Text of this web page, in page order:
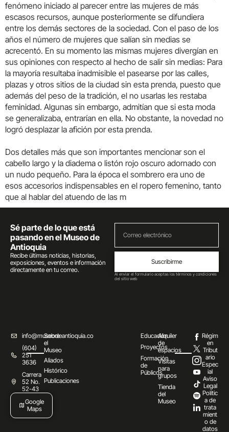
fenómeno iniciado al parecer entre las mujeres de más
escasos recursos, aunque posteriormente se difundiera
entre los demás sectores de la sociedad. Con el paso de los
años el número de mujeres que salían sin medias se
acrecentó. En su momento las mismas mujeres divergían en
sus opiniones con respecto al hecho de salir sin medias: Para
la mayoría resultaba inadmisible el pasearse por las calles,
plazas y otros sitios de la ciudad sin esta prenda, puesto que
además del peso de la tradición, el no usarlas les restaba
feminidad. Algunas sin embargo, admitían que si esta moda
se generalizaba, entrarían en ella. No obstante, la novedad no
logró desplazar la afición por esta prenda.
Dos detalles más que son importantes mencionar son el
cabello largo y la diadema o listón rojo oscuro adornado con
un nudo pequeño. Para la época el sombrero era uno de
esos accesorios indispensables en el ropero femenino, tanto
que al hablar del atuendo de las m
Sé parte de lo que está
pasando en el Museo de
Antioquia
Recibe últimas noticias, historias,
exposiciones, eventos e información
directamente en tu correo.
Suscribirme
Al enviar el formulario aceptas los términos y condiciones
del sitio web
info@museodeantioquia.co
(604)
251
3636
Carrera
52 No.
52-43
Google
Maps
Sobre
el
Museo
Aliados
Histórico
Publicaciones
Educación
Proyectos
Formación
de
Públicos
Alquiler
de
espacios
Visitas
para
grupos
Tienda
del
Museo
Régim
en
Tribut
ario
Espec
ial
Aviso
Legal
Polític
a de
trata
mient
o de
datos